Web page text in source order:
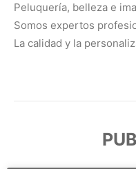
Peluquería, belleza e
Somos expertos
La calidad y la